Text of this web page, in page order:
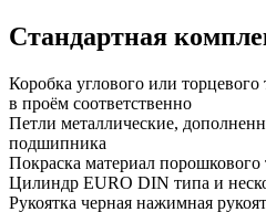
Стандартная
Коробка углового или
в проём соответственно
Петли металлические,
подшипника
Покраска материал
Цилиндр EURO DIN типа и
Рукоятка черная нажимная